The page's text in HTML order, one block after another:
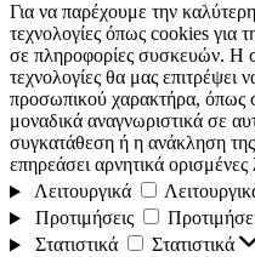
Για να παρέχουμε την
τεχνολογίες όπως cookies για
σε πληροφορίες συσκευών. Η
τεχνολογίες θα μας επιτρέψει
προσωπικού χαρακτήρα, όπως
μοναδικά αναγνωριστικά σε
συγκατάθεση ή η ανάκληση
επηρεάσει αρνητικά ορισμένες
Λειτουργικά
Προτιμήσεις
Στατιστικά
Στατιστικά